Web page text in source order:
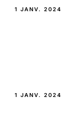
1 JANV. 2024
1 JANV. 2024